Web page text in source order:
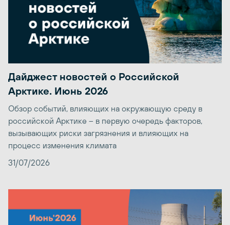
Дайджест новостей о Российской
Арктике. Июнь 2026
Обзор событий, влияющих на окружающую среду в
российской Арктике – в первую очередь факторов,
вызывающих риски загрязнения и влияющих на
процесс изменения климата
31/07/2026